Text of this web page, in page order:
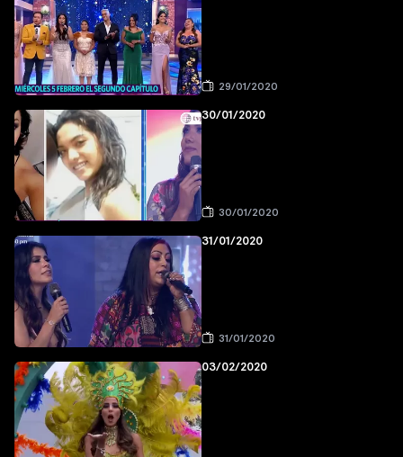
29/01/2020
30/01/2020
30/01/2020
31/01/2020
31/01/2020
03/02/2020